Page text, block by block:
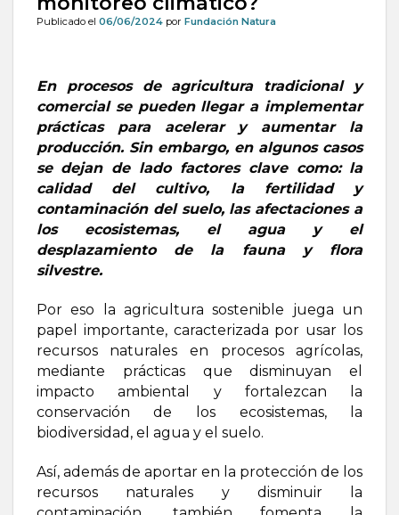
Publicado el 06/06/2024por Fundación Natura
En procesos de agricultura tradicional y
comercial se pueden llegar a implementar
prácticas para acelerar y aumentar la
producción. Sin embargo, en algunos casos
se dejan de lado factores clave como: la
calidad del cultivo, la fertilidad y
contaminación del suelo, las afectaciones a
los ecosistemas, el agua y el
desplazamiento de la fauna y flora
silvestre.
Por eso la agricultura sostenible juega un
papel importante, caracterizada por usar los
recursos naturales en procesos agrícolas,
mediante prácticas que disminuyan el
impacto ambiental y fortalezcan la
conservación de los ecosistemas, la
biodiversidad, el agua y el suelo.
Así, además de aportar en la protección de los
recursos naturales y disminuir la